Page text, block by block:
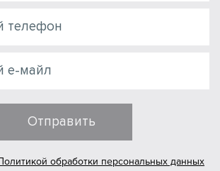
Отправить
обработки персональных данных